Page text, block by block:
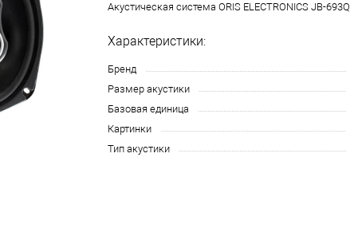
Акустическая система ORIS ELECTRONICS JB-693Q
Характеристики:
Бренд
Размер акустики
Базовая единица
Картинки
Тип акустики